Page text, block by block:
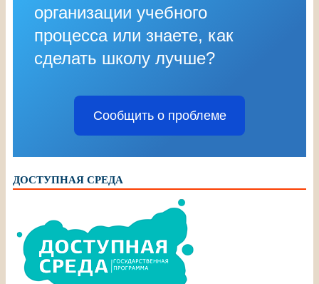
организации учебного
процесса или знаете, как
сделать школу лучше?
Сообщить о проблеме
ДОСТУПНАЯ СРЕДА